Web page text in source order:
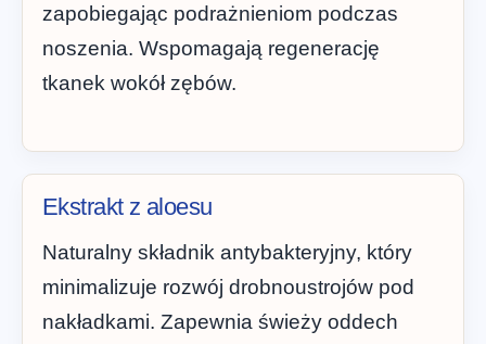
zapobiegając podrażnieniom podczas
noszenia. Wspomagają regenerację
tkanek wokół zębów.
Ekstrakt z aloesu
Naturalny składnik antybakteryjny, który
minimalizuje rozwój drobnoustrojów pod
nakładkami. Zapewnia świeży oddech